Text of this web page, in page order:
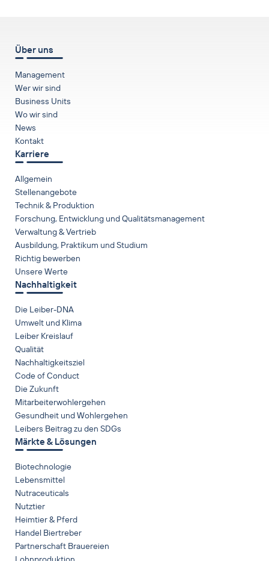
Über uns
Management
Wer wir sind
Business Units
Wo wir sind
News
Kontakt
Karriere
Allgemein
Stellenangebote
Technik & Produktion
Forschung, Entwicklung und Qualitätsmanagement
Verwaltung & Vertrieb
Ausbildung, Praktikum und Studium
Richtig bewerben
Unsere Werte
Nachhaltigkeit
Die Leiber-DNA
Umwelt und Klima
Leiber Kreislauf
Qualität
Nachhaltigkeitsziel
Code of Conduct
Die Zukunft
Mitarbeiterwohlergehen
Gesundheit und Wohlergehen
Leibers Beitrag zu den SDGs
Märkte & Lösungen
Biotechnologie
Lebensmittel
Nutraceuticals
Nutztier
Heimtier & Pferd
Handel Biertreber
Partnerschaft Brauereien